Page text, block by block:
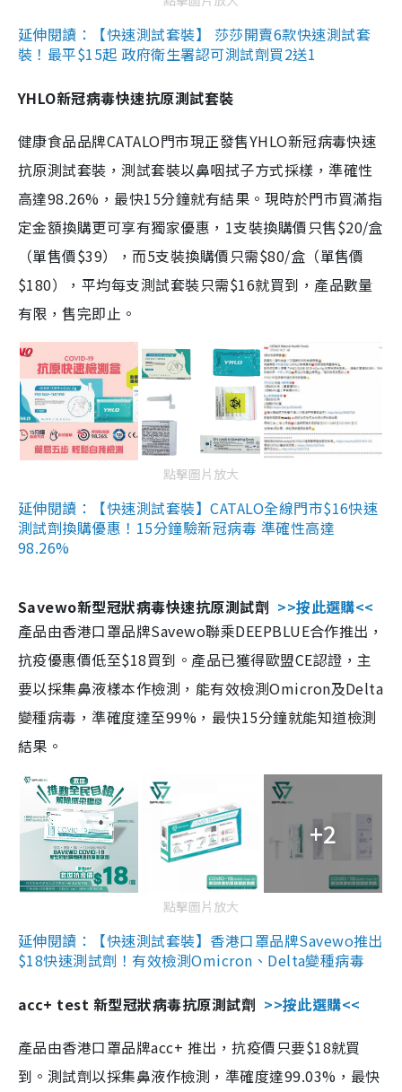
延伸閱讀：【快速測試套裝】 莎莎開賣6款快速測試套
裝！最平$15起 政府衛生署認可測試劑買2送1
YHLO新冠病毒快速抗原測試套裝
健康食品品牌CATALO門市現正發售YHLO新冠病毒快速
抗原測試套裝，測試套裝以鼻咽拭子方式採樣，準確性
高達98.26%，最快15分鐘就有結果。現時於門市買滿指
定金額換購更可享有獨家優惠，1支裝換購價只售$20/盒
（單售價$39），而5支裝換購價只需$80/盒（單售價
$180），平均每支測試套裝只需$16就買到，產品數量
有限，售完即止。
點擊圖片放大
延伸閱讀：【快速測試套裝】CATALO全線門市$16快速
測試劑換購優惠！15分鐘驗新冠病毒 準確性高達
98.26%
Savewo新型冠狀病毒快速抗原測試劑 >>按此選購<<
產品由香港口罩品牌Savewo聯乘DEEPBLUE合作推出，
抗疫優惠價低至$18買到。產品已獲得歐盟CE認證，主
要以採集鼻液樣本作檢測，能有效檢測Omicron及Delta
變種病毒，準確度達至99%，最快15分鐘就能知道檢測
結果。
+2
點擊圖片放大
延伸閱讀：【快速測試套裝】香港口罩品牌Savewo推出
$18快速測試劑！有效檢測Omicron、Delta變種病毒
acc+ test 新型冠狀病毒抗原測試劑 >>按此選購<<
產品由香港口罩品牌acc+ 推出，抗疫價只要$18就買
到。測試劑以採集鼻液作檢測，準確度達99.03%，最快